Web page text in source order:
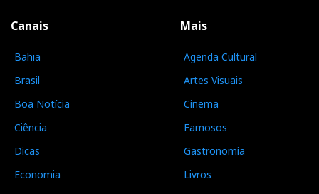
Canais
Bahia
Brasil
Boa Notícia
Ciência
Dicas
Economia
Mais
Agenda Cultural
Artes Visuais
Cinema
Famosos
Gastronomia
Livros